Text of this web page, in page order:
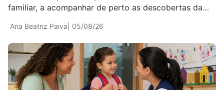
Ana Beatriz Paiva | 05/08/26
familiar, a acompanhar de perto as descobertas da
incentiva as primeiras amizades, escuta perguntas e
transforma brincadeiras e situações da rotina em
oportunidades de aprendizagem. No Dia Nacional dos
Profissionais […]